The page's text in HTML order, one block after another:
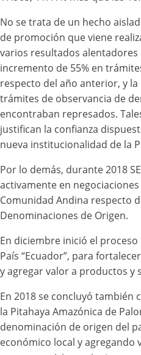
No se trata de un hecho
de promoción que viene
varios resultados alentadores
incremento de 55% en
respecto del año anterior, y
trámites de observancia de
encontraban represados.
justifican la confianza
nueva institucionalidad de la
Por lo demás, durante 2018
activamente en
Comunidad Andina respecto
Denominaciones de Origen.
En diciembre inició el
País “Ecuador”, para
y agregar valor a productos y
En 2018 se concluyó también
la Pitahaya Amazónica de
denominación de origen del
económico local y agregando